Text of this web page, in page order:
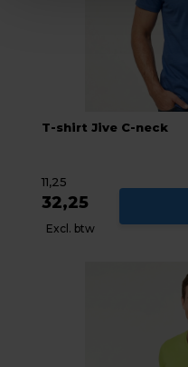
T-shirt Jive C-neck
11,25
32,25
Excl. btw